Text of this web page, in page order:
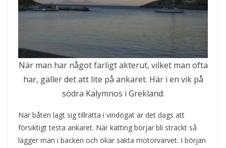
När man har något farligt akterut, vilket man ofta
har, gäller det att lite på ankaret. Här i en vik på
södra Kalymnos i Grekland.
När båten lagt sig tillrätta i vindögat är det dags att
försiktigt testa ankaret. När kätting börjar bli sträckt så
lägger man i backen och ökar sakta motorvarvet. I början